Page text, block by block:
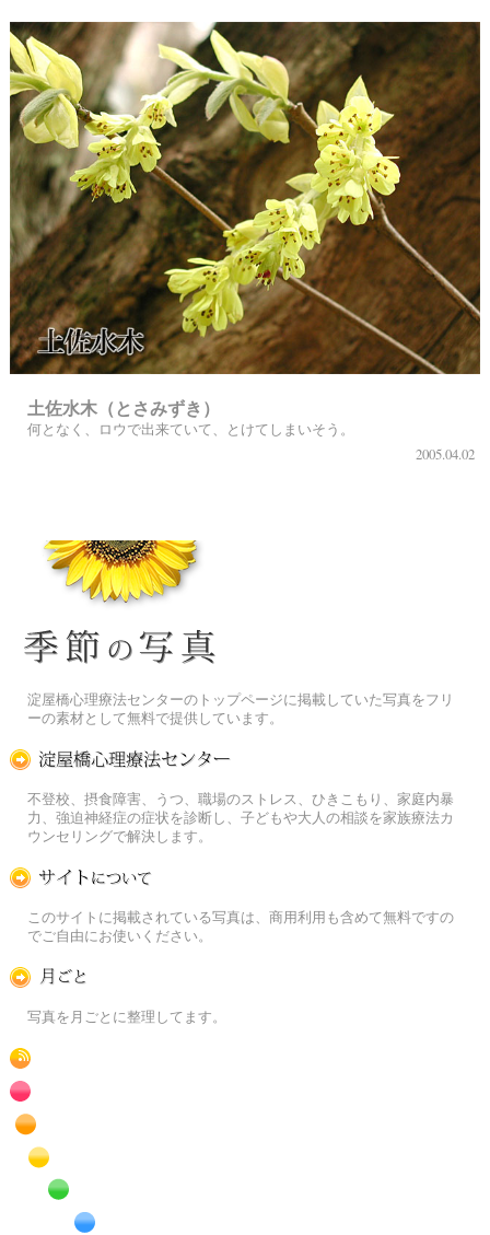
土佐水木（とさみずき）
何となく、ロウで出来ていて、とけてしまいそう。
2005.04.02
淀屋橋心理療法センターのトップページに掲載していた写真をフリ
ーの素材として無料で提供しています。
不登校、摂食障害、うつ、職場のストレス、ひきこもり、家庭内暴
力、強迫神経症の症状を診断し、子どもや大人の相談を家族療法カ
ウンセリングで解決します。
このサイトに掲載されている写真は、商用利用も含めて無料ですの
でご自由にお使いください。
写真を月ごとに整理してます。
RSS
赤色の花のフリー写真素材
橙色の花のフリー写真素材
黄色の花のフリー写真素材
緑色の花のフリー写真素材